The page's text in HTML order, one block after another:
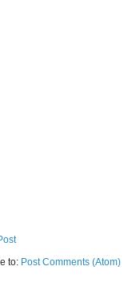
to: Post Comments (Atom)